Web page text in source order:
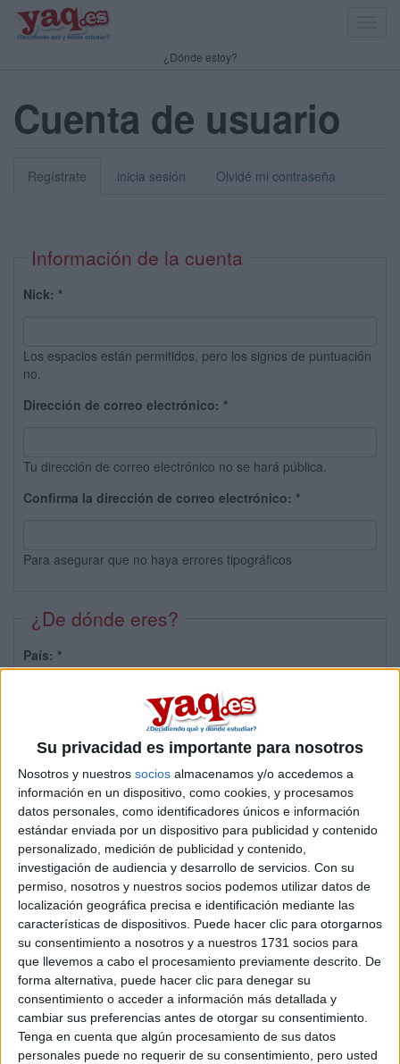
Su privacidad es importante para nosotros
Nosotros y nuestros socios almacenamos y/o accedemos a
información en un dispositivo, como cookies, y procesamos
datos personales, como identificadores únicos e información
estándar enviada por un dispositivo para publicidad y contenido
personalizado, medición de publicidad y contenido,
investigación de audiencia y desarrollo de servicios. Con su
permiso, nosotros y nuestros socios podemos utilizar datos de
localización geográfica precisa e identificación mediante las
características de dispositivos. Puede hacer clic para otorgarnos
su consentimiento a nosotros y a nuestros 1731 socios para
que llevemos a cabo el procesamiento previamente descrito. De
forma alternativa, puede hacer clic para denegar su
consentimiento o acceder a información más detallada y
cambiar sus preferencias antes de otorgar su consentimiento.
Tenga en cuenta que algún procesamiento de sus datos
personales puede no requerir de su consentimiento, pero usted
¿Dónde estoy?
Cuenta de usuario
Regístrate inicia sesión Olvidé mi contraseña
Información de la cuenta
Nick: *
Los espacios están permitidos, pero los signos de puntuación
no.
Dirección de correo electrónico: *
Tu dirección de correo electrónico no se hará pública.
Confirma la dirección de correo electrónico: *
Para asegurar que no haya errores tipográficos
¿De dónde eres?
País: *
Sobre ti
Soy:*
Chico
Chica
¿En qué año terminas (o terminaste) bachillerato o FP?
Soy estudiante de:*